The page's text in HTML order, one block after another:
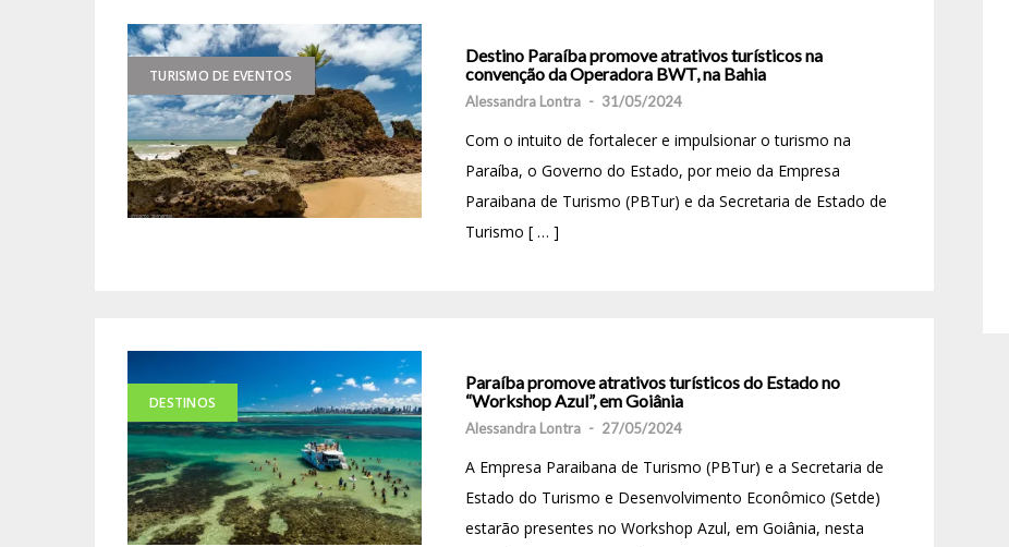
TURISMO DE EVENTOS
Destino Paraíba promove atrativos turísticos na
convenção da Operadora BWT, na Bahia
Alessandra Lontra - 31/05/2024
Com o intuito de fortalecer e impulsionar o turismo na
Paraíba, o Governo do Estado, por meio da Empresa
Paraibana de Turismo (PBTur) e da Secretaria de Estado de
Turismo [ … ]
DESTINOS
Paraíba promove atrativos turísticos do Estado no
“Workshop Azul”, em Goiânia
Alessandra Lontra - 27/05/2024
A Empresa Paraibana de Turismo (PBTur) e a Secretaria de
Estado do Turismo e Desenvolvimento Econômico (Setde)
estarão presentes no Workshop Azul, em Goiânia, nesta